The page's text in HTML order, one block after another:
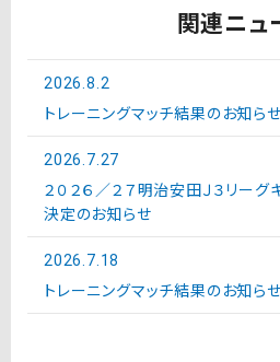
関連ニュ
2026.8.2
トレーニングマッチ結果のお知らせ
2026.7.27
２０２６／２７明治安田Ｊ３リーグ
決定のお知らせ
2026.7.18
トレーニングマッチ結果のお知ら